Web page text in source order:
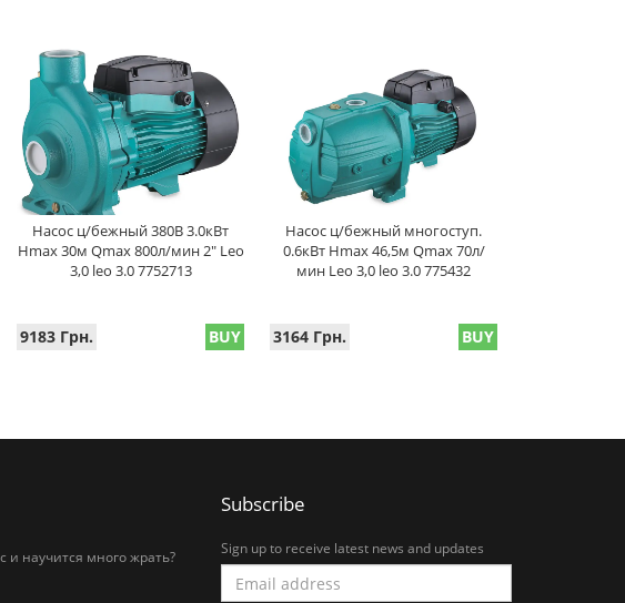
Насос ц/бежный 380В 3.0кВт
Hmax 30м Qmax 800л/мин 2" Leo
3,0 leo 3.0 7752713
9183 Грн. BUY
Насос ц/бежный многоступ.
0.6кВт Hmax 46,5м Qmax 70л/
мин Leo 3,0 leo 3.0 775432
3164 Грн. BUY
и научится много жрать?
Subscribe
Sign up to receive latest news and updates